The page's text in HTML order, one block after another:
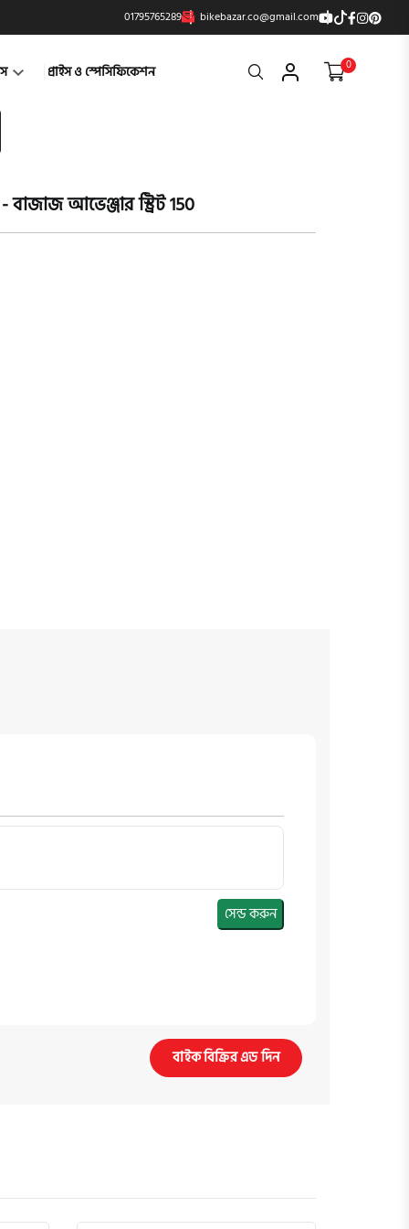
01795765289 bikebazar.co@gmail.com
প্রাইস ও স্পেসিফিকেশন Search 0
আভেঞ্জার স্ট্রিট 150
সেন্ড করুন
বাইক বিক্রির এড দিন